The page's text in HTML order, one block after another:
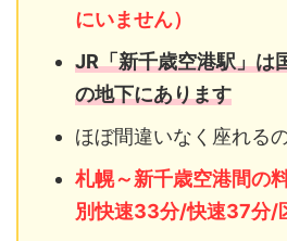
にいません）
JR「新千歳空港駅」は
の地下にあります
ほぼ間違いなく座れる
札幌～新千歳空港間の
別快速33分/快速37分/